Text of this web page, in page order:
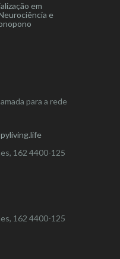
em
e
para a rede
162 4400-125
162 4400-125